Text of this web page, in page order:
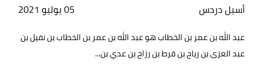
أسيل دردس 05 يوليو 2021
عبد الله بن عمر بن الخطاب هو عبد الله بن عمر بن الخطاب بن نفيل بن
عبد العزى بن رياح بن قرط بن رزاح بن عدي بن...